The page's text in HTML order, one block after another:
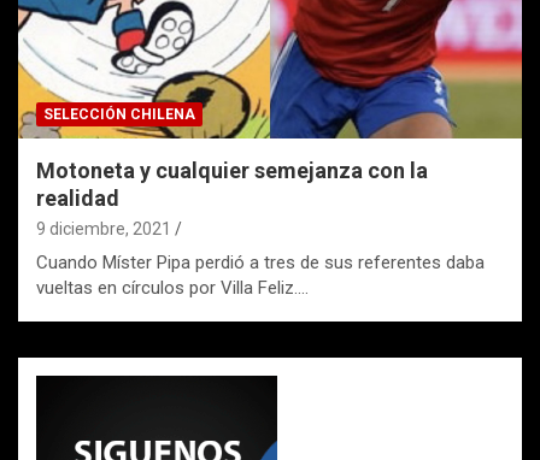
SELECCIÓN CHILENA
Motoneta y cualquier semejanza con la
realidad
9 diciembre, 2021
Cuando Míster Pipa perdió a tres de sus referentes daba
vueltas en círculos por Villa Feliz.…